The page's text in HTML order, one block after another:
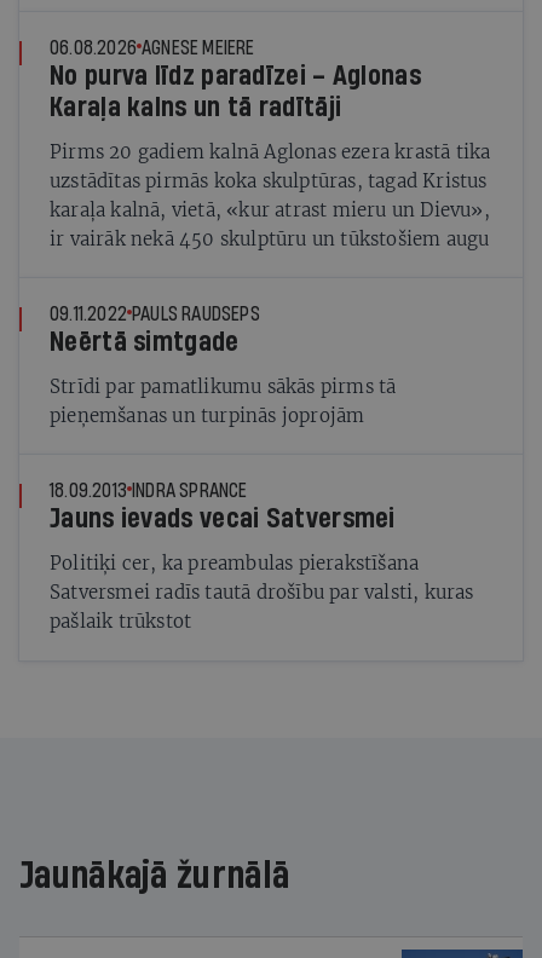
06.08.2026 AGNESE MEIERE
No purva līdz paradīzei – Aglonas
Karaļa kalns un tā radītāji
Pirms 20 gadiem kalnā Aglonas ezera krastā tika
uzstādītas pirmās koka skulptūras, tagad Kristus
karaļa kalnā, vietā, «kur atrast mieru un Dievu»,
ir vairāk nekā 450 skulptūru un tūkstošiem augu
09.11.2022 PAULS RAUDSEPS
Neērtā simtgade
Strīdi par pamatlikumu sākās pirms tā
pieņemšanas un turpinās joprojām
18.09.2013 INDRA SPRANCE
Jauns ievads vecai Satversmei
Politiķi cer, ka preambulas pierakstīšana
Satversmei radīs tautā drošību par valsti, kuras
pašlaik trūkstot
Jaunākajā žurnālā